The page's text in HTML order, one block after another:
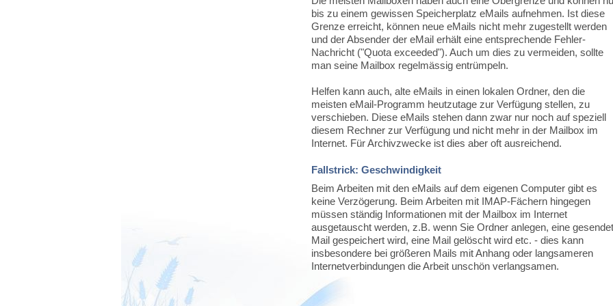
bis zu einem gewissen Speicherplatz eMails aufnehmen. Ist diese
Grenze erreicht, können neue eMails nicht mehr zugestellt werden
und der Absender der eMail erhält eine entsprechende Fehler-
Nachricht ("Quota exceeded"). Auch um dies zu vermeiden, sollte
man seine Mailbox regelmässig entrümpeln.
Helfen kann auch, alte eMails in einen lokalen Ordner, den die
meisten eMail-Programm heutzutage zur Verfügung stellen, zu
verschieben. Diese eMails stehen dann zwar nur noch auf speziell
diesem Rechner zur Verfügung und nicht mehr in der Mailbox im
Internet. Für Archivzwecke ist dies aber oft ausreichend.
Fallstrick: Geschwindigkeit
Beim Arbeiten mit den eMails auf dem eigenen Computer gibt es
keine Verzögerung. Beim Arbeiten mit IMAP-Fächern hingegen
müssen ständig Informationen mit der Mailbox im Internet
ausgetauscht werden, z.B. wenn Sie Ordner anlegen, eine
Mail gespeichert wird, eine Mail gelöscht wird etc. - dies kann
insbesondere bei größeren Mails mit Anhang oder langsameren
Internetverbindungen die Arbeit unschön verlangsamen.